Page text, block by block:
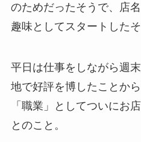
のためだったそうで、店
趣味としてスタートしたそ
平日は仕事をしながら週
地で好評を博したことか
「職業」としてついにお
とのこと。